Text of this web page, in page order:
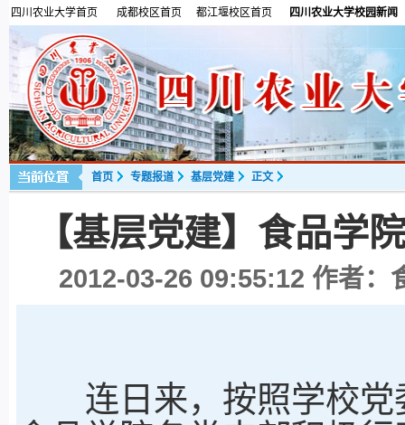
四川农业大学首页 成都校区首页 都江堰校区首页 四川农业大学校园新闻
首页 专题报道 基层党建 正文
【基层党建】食品学
2012-03-26 09:55:12 作者：
连日来，按照学校党